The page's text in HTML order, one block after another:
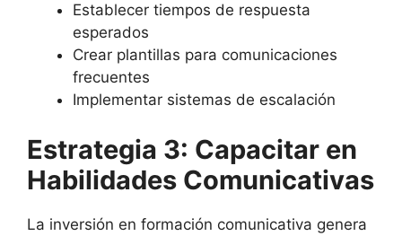
Establecer tiempos de respuesta
esperados
Crear plantillas para comunicaciones
frecuentes
Implementar sistemas de escalación
Estrategia 3: Capacitar en
Habilidades Comunicativas
La inversión en formación comunicativa genera